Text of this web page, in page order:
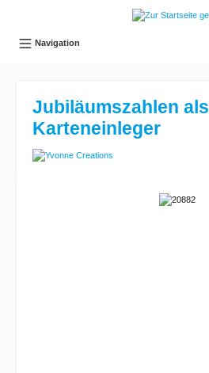
Navigation
Jubiläumszahlen als
Karteneinleger